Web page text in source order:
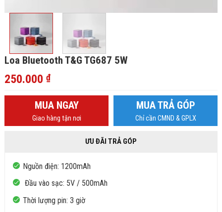
Loa Bluetooth T&G TG687 5W
250.000 ₫
MUA NGAY
Giao hàng tận nơi
MUA TRẢ GÓP
Chỉ cần CMND & GPLX
ƯU ĐÃI TRẢ GÓP
Nguồn điện: 1200mAh
Đầu vào sạc: 5V / 500mAh
Thời lượng pin: 3 giờ